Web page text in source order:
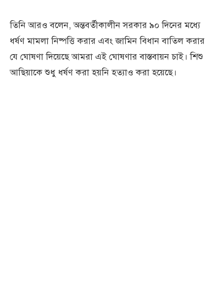
তিনি আরও বলেন, অন্তবর্তীকালীন সরকার ৯০ দিনের মধ্যে
ধর্ষণ মামলা নিষ্পত্তি করার এবং জামিন বিধান বাতিল করার
যে ঘোষণা দিয়েছে আমরা এই ঘোষণার বাস্তবায়ন চাই। শিশু
আছিয়াকে শুধু ধর্ষণ করা হয়নি হত্যাও করা হয়েছে।